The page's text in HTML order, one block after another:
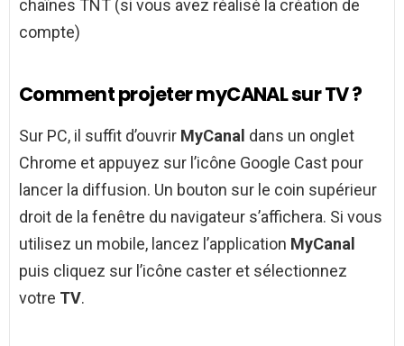
chaînes TNT (si vous avez réalisé la création de
compte)
Comment projeter myCANAL sur TV ?
Sur PC, il suffit d’ouvrir MyCanal dans un onglet
Chrome et appuyez sur l’icône Google Cast pour
lancer la diffusion. Un bouton sur le coin supérieur
droit de la fenêtre du navigateur s’affichera. Si vous
utilisez un mobile, lancez l’application MyCanal
puis cliquez sur l’icône caster et sélectionnez
votre TV.